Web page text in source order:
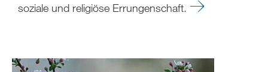
soziale und religiöse Errungenschaft.